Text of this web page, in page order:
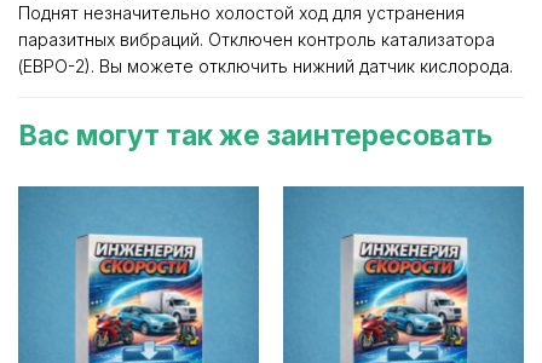
Поднят незначительно холостой ход для устранения
паразитных вибраций. Отключен контроль катализатора
(ЕВРО-2). Вы можете отключить нижний датчик кислорода.
Вас могут так же заинтересовать